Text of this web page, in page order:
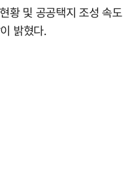
황 및 공공택지 조성 속도
밝혔다.